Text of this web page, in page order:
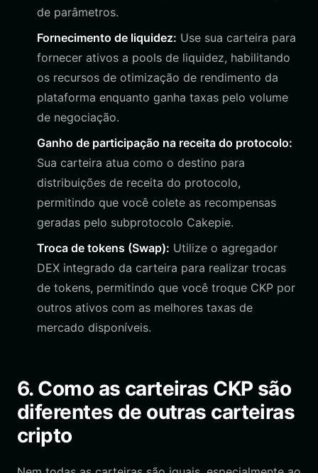
de parâmetros.
Fornecimento de liquidez: Use sua carteira para
fornecer ativos a pools de liquidez, habilitando
os recursos de otimização de rendimento da
plataforma enquanto ganha taxas pelo volume
de negociação.
Ganho de participação na receita do protocolo:
Sua carteira atua como o destino para
distribuições de receita do protocolo,
permitindo que você colete as recompensas
geradas pelo subprotocolo Cakepie.
Troca de tokens (Swap): Utilize o agregador
DEX integrado da carteira para realizar trocas
de tokens, permitindo que você troque CKP por
outros ativos com as melhores taxas de
mercado disponíveis.
6. Como as carteiras CKP são
diferentes de outras carteiras
cripto